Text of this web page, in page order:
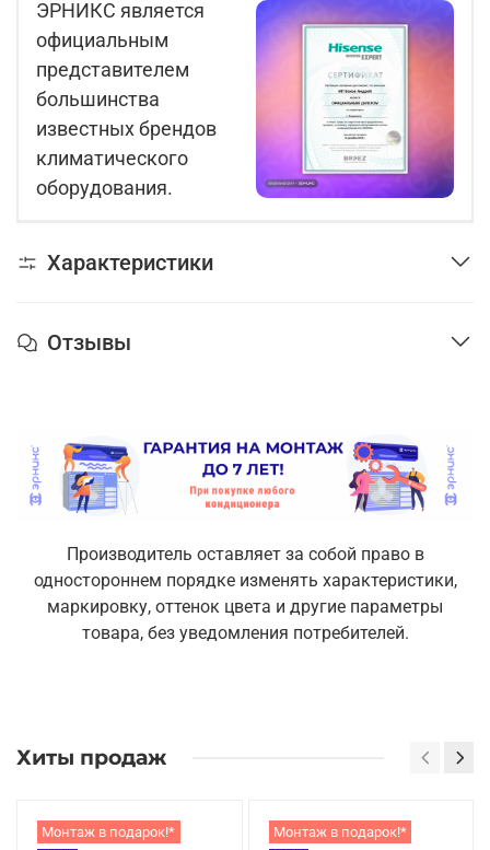
ЭРНИКС является
официальным
представителем
большинства
известных брендов
климатического
оборудования.
Характеристики
Отзывы
Производитель оставляет за собой право в
одностороннем порядке изменять характеристики,
маркировку, оттенок цвета и другие параметры
товара, без уведомления потребителей.
Хиты продаж
Монтаж в подарок!*
Монтаж в подарок!*